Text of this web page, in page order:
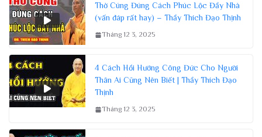
Thờ Cúng Đúng Cách Phúc Lộc Đầy Nhà
(vấn đáp rất hay) – Thầy Thích Đạo Thịnh
Tháng 12 3, 2025
4 Cách Hồi Hướng Công Đức Cho Người
Thân Ai Cũng Nên Biết | Thầy Thích Đạo
Thịnh
Tháng 12 3, 2025